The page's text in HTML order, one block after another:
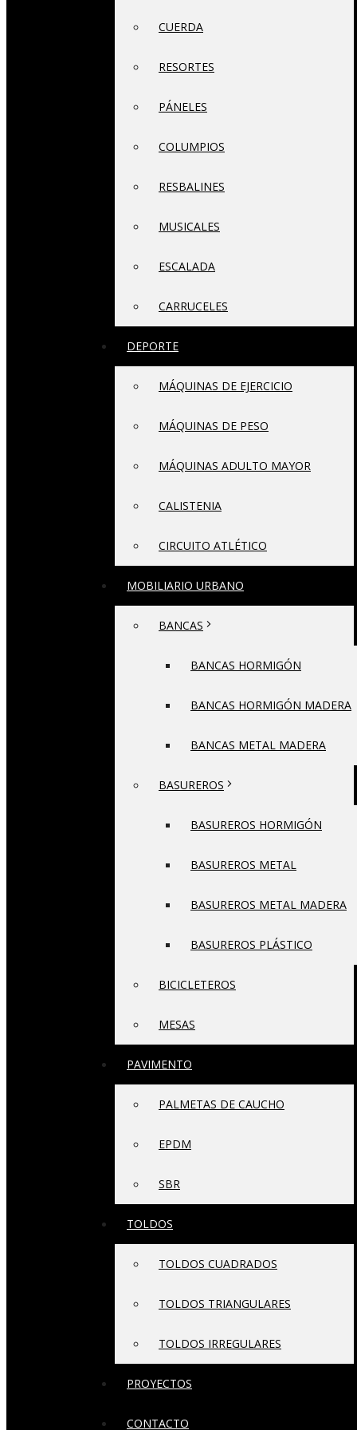
CUERDA
RESORTES
PÁNELES
COLUMPIOS
RESBALINES
MUSICALES
ESCALADA
CARRUCELES
DEPORTE
MÁQUINAS DE EJERCICIO
MÁQUINAS DE PESO
MÁQUINAS ADULTO MAYOR
CALISTENIA
CIRCUITO ATLÉTICO
MOBILIARIO URBANO
BANCAS
BANCAS HORMIGÓN
BANCAS HORMIGÓN MADERA
BANCAS METAL MADERA
BASUREROS
BASUREROS HORMIGÓN
BASUREROS METAL
BASUREROS METAL MADERA
BASUREROS PLÁSTICO
BICICLETEROS
MESAS
PAVIMENTO
PALMETAS DE CAUCHO
EPDM
SBR
TOLDOS
TOLDOS CUADRADOS
TOLDOS TRIANGULARES
TOLDOS IRREGULARES
PROYECTOS
CONTACTO